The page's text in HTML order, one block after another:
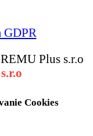
GDPR
Plus s.r.o
Cookies